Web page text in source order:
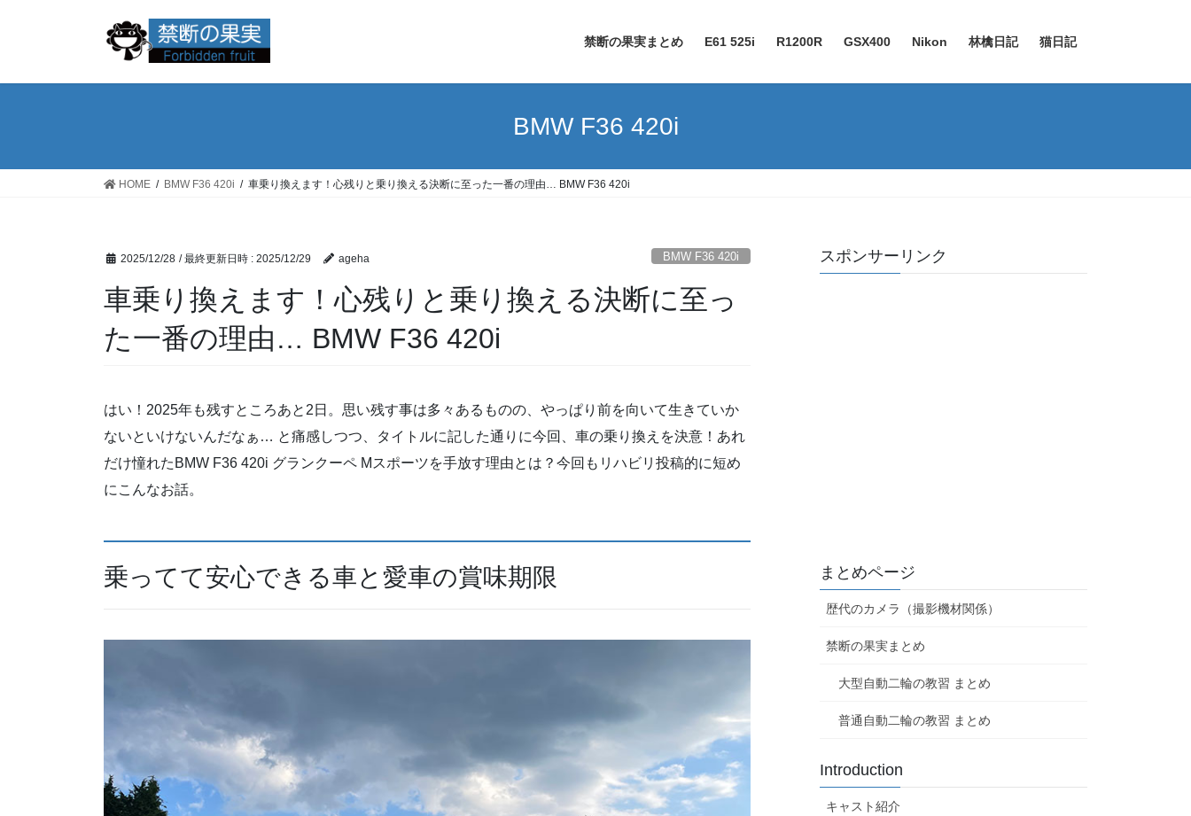
禁断の果実まとめ E61 525i R1200R GSX400 Nikon 林檎日記 猫日記
BMW F36 420i
HOME BMW F36 420i 車乗り換えます！心残りと乗り換える決断に至った一番の理由… BMW F36 420i
2025/12/28 / 最終更新日時 : 2025/12/29 ageha BMW F36 420i
車乗り換えます！心残りと乗り換える決断に至っ
た一番の理由… BMW F36 420i
はい！2025年も残すところあと2日。思い残す事は多々あるものの、やっぱり前を向いて生きていか
ないといけないんだなぁ… と痛感しつつ、タイトルに記した通りに今回、車の乗り換えを決意！あれ
だけ憧れたBMW F36 420i グランクーペ Mスポーツを手放す理由とは？今回もリハビリ投稿的に短め
にこんなお話。
乗ってて安心できる車と愛車の賞味期限
スポンサーリンク
まとめページ
歴代のカメラ（撮影機材関係）
禁断の果実まとめ
大型自動二輪の教習 まとめ
普通自動二輪の教習 まとめ
Introduction
キャスト紹介